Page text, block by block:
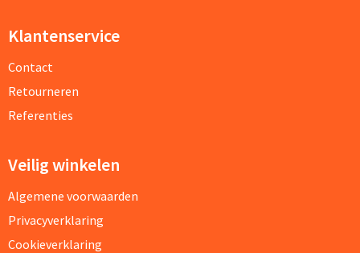
Klantenservice
Contact
Retourneren
Referenties
Veilig winkelen
Algemene voorwaarden
Privacyverklaring
Cookieverklaring